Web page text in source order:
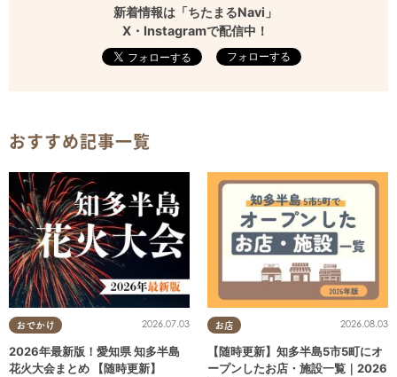
新着情報は「ちたまるNavi」
X・Instagramで配信中！
フォローする
おすすめ記事一覧
おでかけ 2026.07.03
2026年最新版！愛知県 知多半島
花火大会まとめ 【随時更新】
お店 2026.08.03
【随時更新】知多半島5市5町にオ
ープンしたお店・施設一覧｜2026